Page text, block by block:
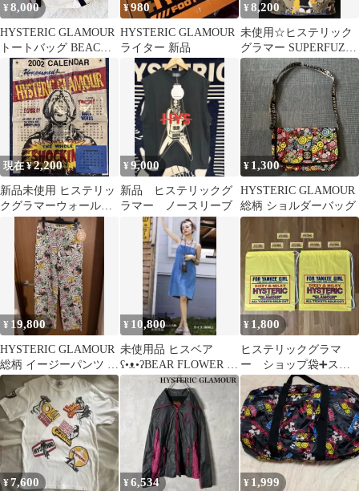
¥8,000
HYSTERIC GLAMOUR
トートバッグ BEACH
PATROL
¥980
HYSTERIC GLAMOUR
ライター 新品
¥8,200
未使用☆ヒステリック
グラマー SUPERFUZZ
パッカブルエコバッグ
現在 ¥2,200
新品未使用 ヒステリッ
クグラマーウォールポ
HYSTERICGLAMOUR
¥9,000
新品 ヒステリックグ
ラマー ノースリーブ
¥ 1,300
HYSTERIC GLAMOUR
総柄 ショルダーバッグ
¥ 19,800
HYSTERIC GLAMOUR
総柄 イージーパンツ 新
品未使用
¥ 10,800
未使用品 ヒスベア
ʕ•ᴥ•ʔBEAR FLOWER ジ
ャガードキャミワンピ
¥ 1,800
ヒステリックグラマ
ー ショップ袋➕ステ
ッカー
¥7,600 ¥6,534 ¥ 1,999